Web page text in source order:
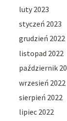
luty 2023
styczeń 2023
grudzień 2022
listopad 2022
październik
wrzesień 2022
sierpień 2022
lipiec 2022